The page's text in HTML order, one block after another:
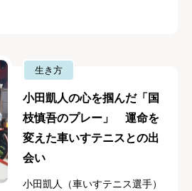
生き方
小田凱人の心を掴んだ「国
枝慎吾のプレー」 運命を
変えた車いすテニスとの出
会い
小田凱人（車いすテニス選手）